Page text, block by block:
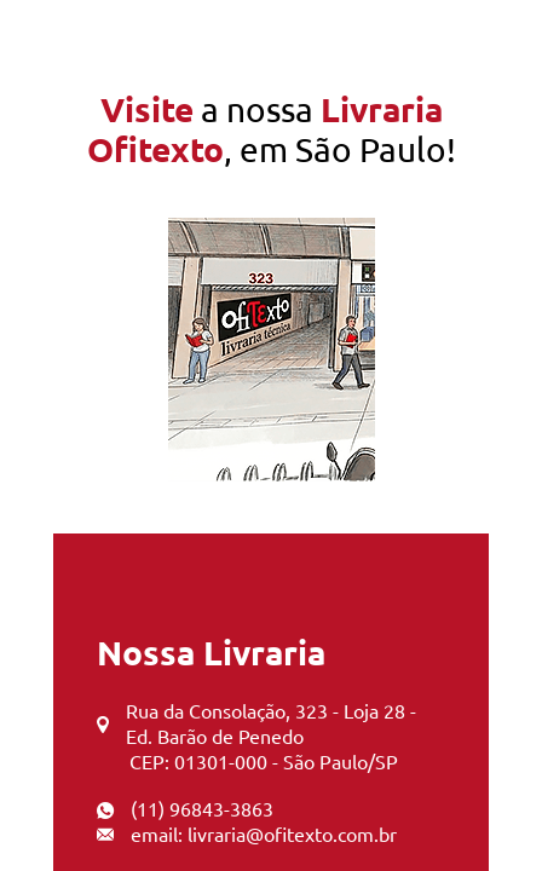
Visite a nossa Livraria
Ofitexto, em São Paulo!
Nossa Livraria
Rua da Consolação, 323 - Loja 28 -
Ed. Barão de Penedo
CEP: 01301-000 - São Paulo/SP
(11) 96843-3863
email: livraria@ofitexto.com.br